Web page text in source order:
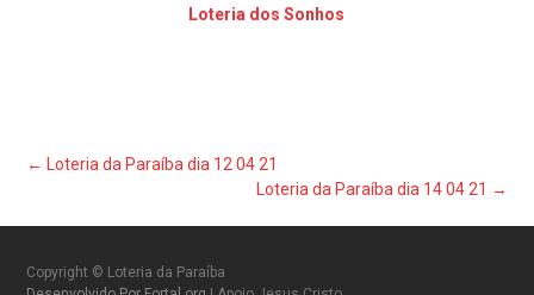
Loteria dos Sonhos
Post
navigation
←
Loteria da Paraíba dia 12 04 21
Loteria da Paraíba dia 14 04 21 →
Copyright © Loteria da Paraíba